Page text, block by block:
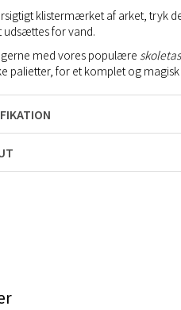
klistermærket af arket, tryk
udsættes for vand.
gerne med vores populære
palietter, for et komplet og